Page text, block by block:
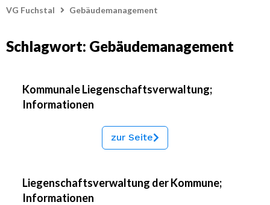
VG Fuchstal Gebäudemanagement
Schlagwort: Gebäudemanagement
Kommunale Liegenschaftsverwaltung;
Informationen
zur Seite
Liegenschaftsverwaltung der Kommune;
Informationen